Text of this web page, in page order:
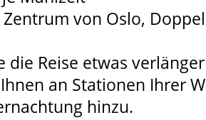
von Oslo,
die Reise etwas
an Stationen Ihrer
hinzu.